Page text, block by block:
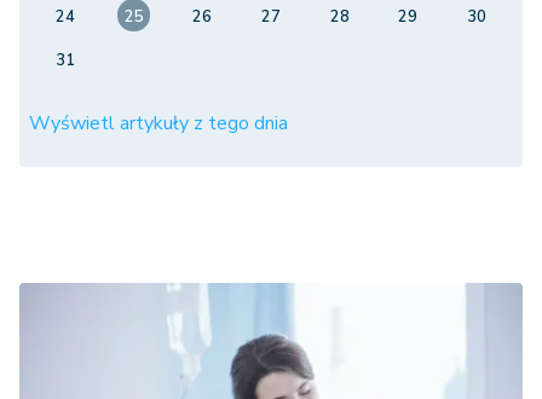
24
25 26 27 28 29
30
31
Wyświetl artykuły z tego dnia